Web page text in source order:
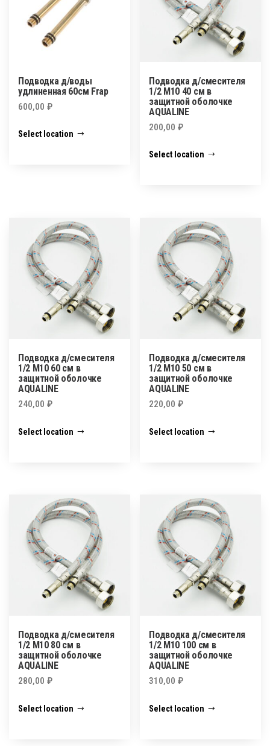
Подводка д/воды
удлиненная 60см Frap
600,00 ₽
Select location
Подводка д/смесителя
1/2 М10 40 см в
защитной оболочке
AQUALINE
200,00₽
Select location
Подводка д/смесителя
1/2 М10 60 см в
защитной оболочке
AQUALINE
240,00 ₽
Select location
Подводка д/смесителя
1/2 М10 50 см в
защитной оболочке
AQUALINE
220,00₽
Select location
Подводка д/смесителя
1/2 М10 80 см в
защитной оболочке
AQUALINE
280,00 ₽
Select location
Подводка д/смесителя
1/2 М10 100 см в
защитной оболочке
AQUALINE
310,00₽
Select location